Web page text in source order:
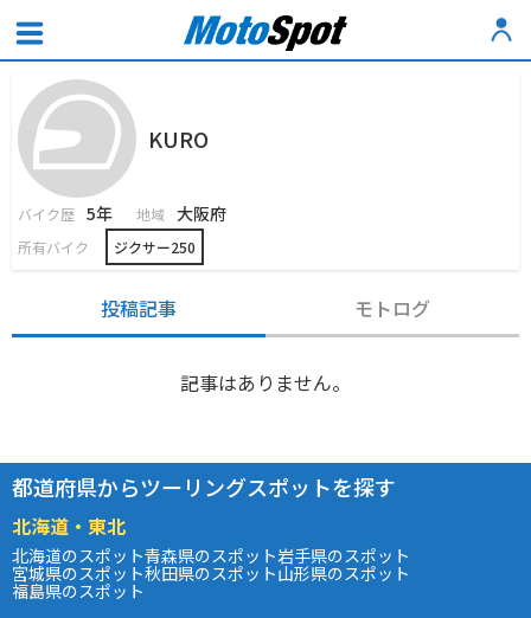
KURO
バイク歴 5年 地域 大阪府
所有バイク ジクサー250
投稿記事 モトログ
記事はありません。
都道府県からツーリングスポットを探す
北海道・東北
北海道のスポット青森県のスポット岩手県のスポット
宮城県のスポット秋田県のスポット山形県のスポット
福島県のスポット